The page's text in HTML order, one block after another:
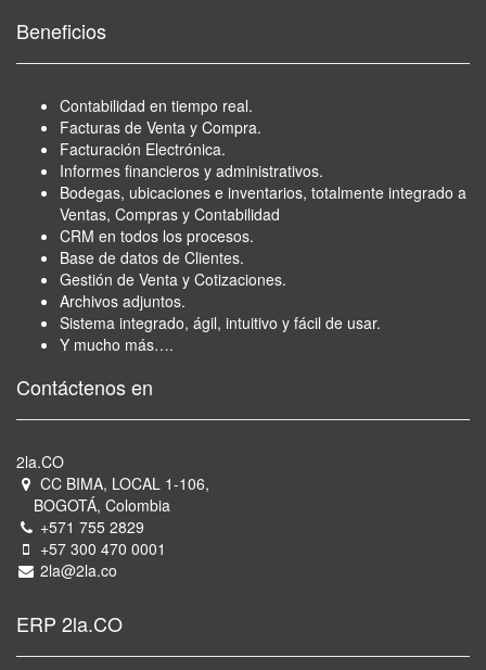
Beneficios
Contabilidad en tiempo real.
Facturas de Venta y Compra.
Facturación Electrónica.
Informes financieros y administrativos.
Bodegas, ubicaciones e inventarios, totalmente integrado a
Ventas, Compras y Contabilidad
CRM en todos los procesos.
Base de datos de Clientes.
Gestión de Venta y Cotizaciones.
Archivos adjuntos.
Sistema integrado, ágil, intuitivo y fácil de usar.
Y mucho más….
Contáctenos en
2la.CO
CC BIMA, LOCAL 1-106,
BOGOTÁ, Colombia
+571 755 2829
+57 300 470 0001
2la@2la.co
ERP 2la.CO